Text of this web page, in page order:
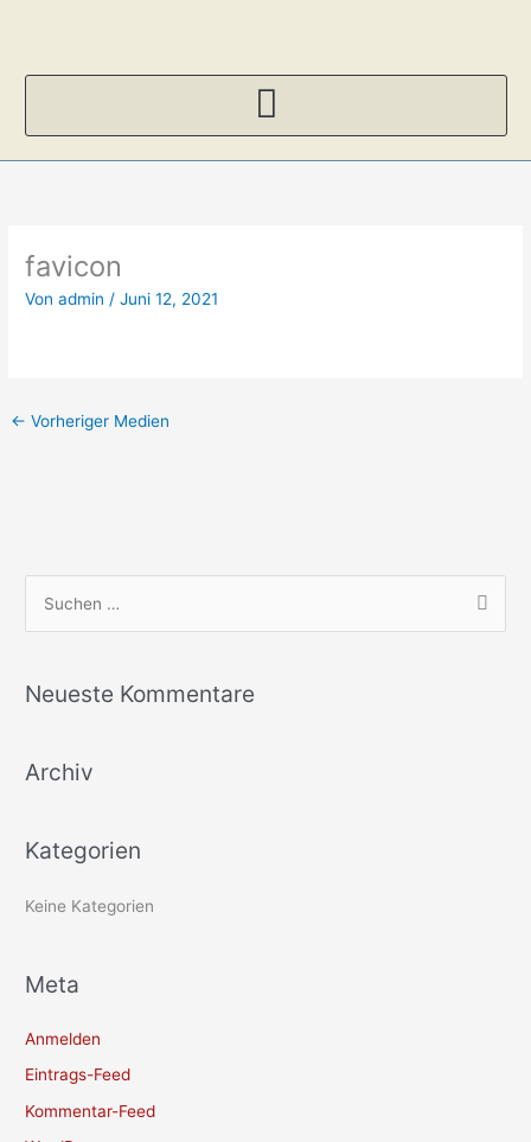
favicon
Vonadmin/Juni 12, 2021
← Vorheriger Medien
h
n
c
h
Neueste Kommentare
Archiv
Kategorien
Keine Kategorien
Meta
Anmelden
Eintrags-Feed
Kommentar-Feed